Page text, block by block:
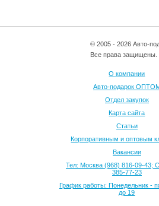
© 2005 - 2026 Авто-
Все права защищены.
О компании
Авто-подарок
Отдел закупок
Карта сайта
Статьи
Корпоративным и оптовым
Вакансии
Тел: Москва (968) 816-09-43;
385-77-23
График работы: Понедельник -
до 19